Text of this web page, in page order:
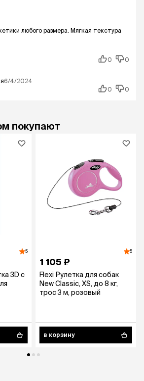
любого размера. Мягкая текстура
0
0
6/4/2024
0
0
покупают
5
3D с
5
1 105 ₽
Flexi Рулетка для собак
New Classic, XS, до 8 кг,
трос 3 м, розовый
в корзину